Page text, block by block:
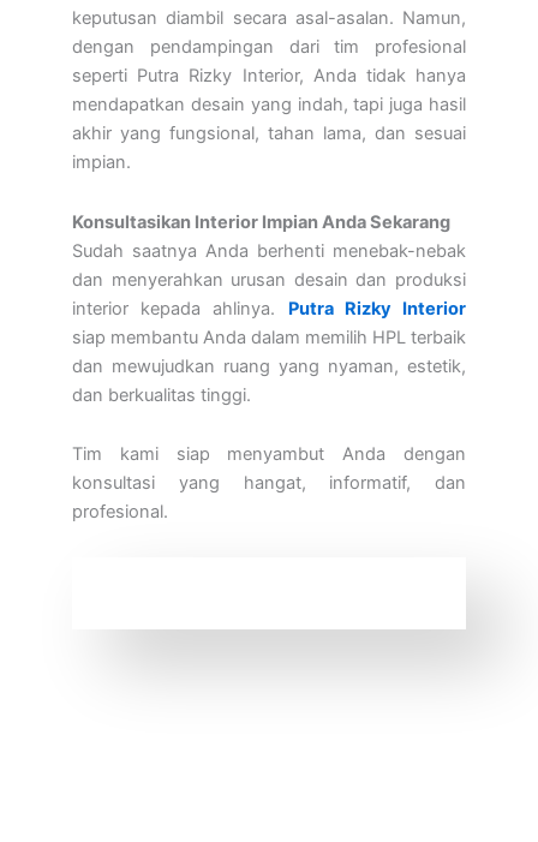
keputusan diambil secara asal-asalan. Namun,
dengan pendampingan dari tim profesional
seperti Putra Rizky Interior, Anda tidak hanya
mendapatkan desain yang indah, tapi juga hasil
akhir yang fungsional, tahan lama, dan sesuai
impian.
Konsultasikan Interior Impian Anda Sekarang
Sudah saatnya Anda berhenti menebak-nebak
dan menyerahkan urusan desain dan produksi
interior kepada ahlinya. Putra Rizky Interior
siap membantu Anda dalam memilih HPL terbaik
dan mewujudkan ruang yang nyaman, estetik,
dan berkualitas tinggi.
Tim kami siap menyambut Anda dengan
konsultasi yang hangat, informatif, dan
profesional.